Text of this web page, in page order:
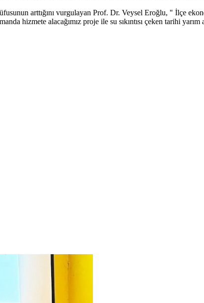
arttığını vurgulayan Prof. Dr. Veysel Eroğlu, " İlçe
hizmete alacağımız proje ile su sıkıntısı çeken tarihi